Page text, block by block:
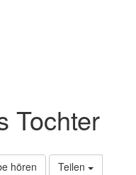
Tochter
hören
Teilen